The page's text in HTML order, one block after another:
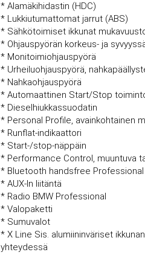
* Alamäkihidastin (HDC)
* Lukkiutumattomat jarrut (ABS)
* Sähkötoimiset ikkunat
* Ohjauspyörän korkeus- ja
* Monitoimiohjauspyörä
* Urheiluohjauspyörä,
* Nahkaohjauspyörä
* Automaattinen Start/Stop
* Dieselhiukkassuodatin
* Personal Profile, avainkohtainen
* Runflat-indikaattori
* Start-/stop-näppäin
* Performance Control, muuntuva
* Bluetooth handsfree Professional
* AUX-In liitäntä
* Radio BMW Professional
* Valopaketti
* Sumuvalot
* X Line Sis. alumiininväriset
yhteydessä